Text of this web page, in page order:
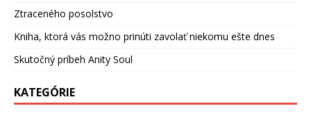
Ztraceného posolstvo
Kniha, ktorá vás možno prinúti zavolať niekomu ešte dnes
Skutočný príbeh Anity Soul
KATEGÓRIE